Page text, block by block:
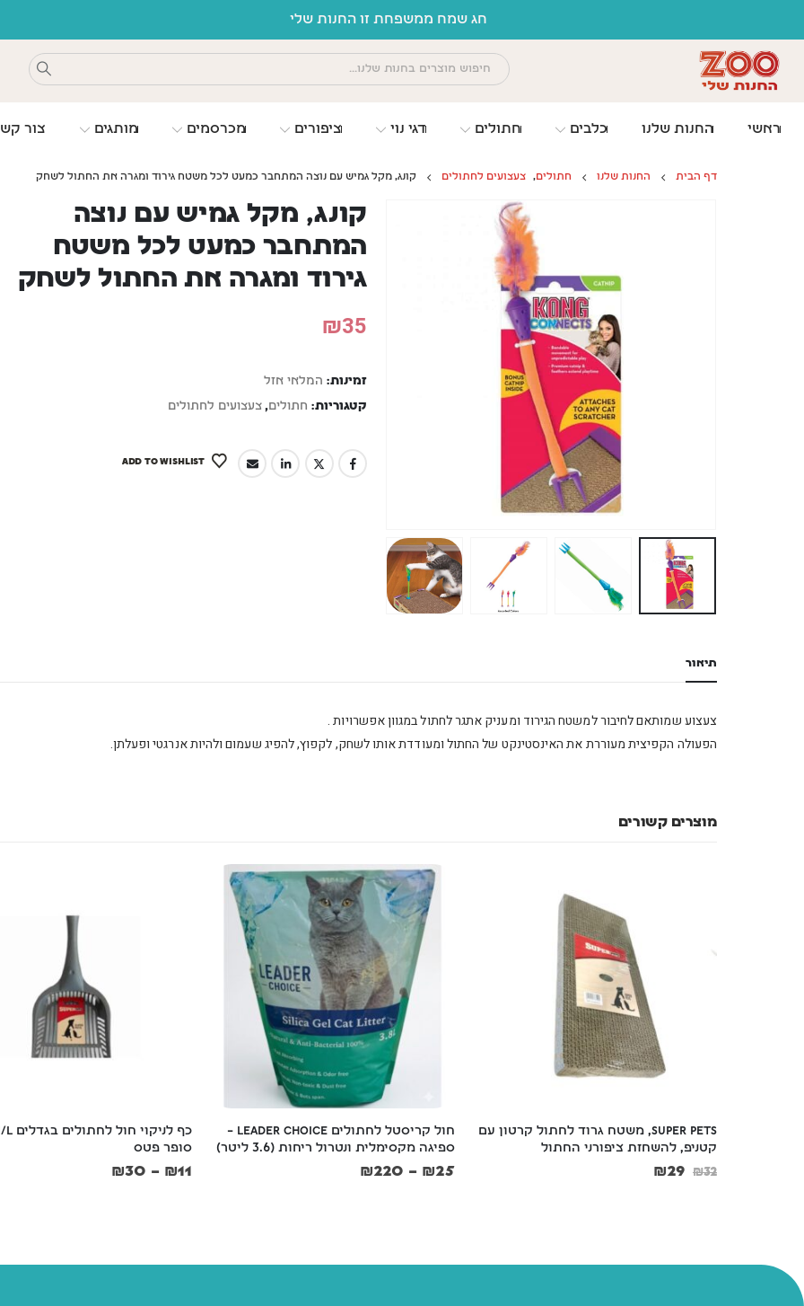
חג שמח ממשפחת זו החנות שלי
ראשי החנות שלנו כלבים חתולים דגי נוי ציפורים מכרסמים מותגים צור
דף הבית החנות שלנו חתולים, צעצועים לחתולים קונג, מקל גמיש עם נוצה המתחבר כמעט לכל משטח גירוד ומגרה את החתול לשחק
קונג, מקל גמיש עם נוצה
המתחבר כמעט לכל משטח
גירוד ומגרה את החתול לשחק
₪35
זמינות: המלאי אזל
קטגוריות: חתולים, צעצועים לחתולים
ADD TO WISHLIST
תיאור
צעצוע שמותאם לחיבור למשטח הגירוד ומעניק אתגר לחתול במגוון אפשרויות .
הפעולה הקפיצית מעוררת את האינסטינקט של החתול ומעודדת אותו לשחק, לקפוץ, להפיג שעמום ולהיות אנרגטי ופעלתן.
מוצרים קשורים
חול קריסטל לחתולים Leader Choice –
ספיגה מקסימלית ונטרול ריחות (3.6 ליטר)
₪25
–
סופר פטס
₪ 11
–
₪30
שירותים סגורים לחתול +
דלת עליונה נפתחת  בצבעים
ורוד, ירוק בהיר, גודל 57*39*38 גובה